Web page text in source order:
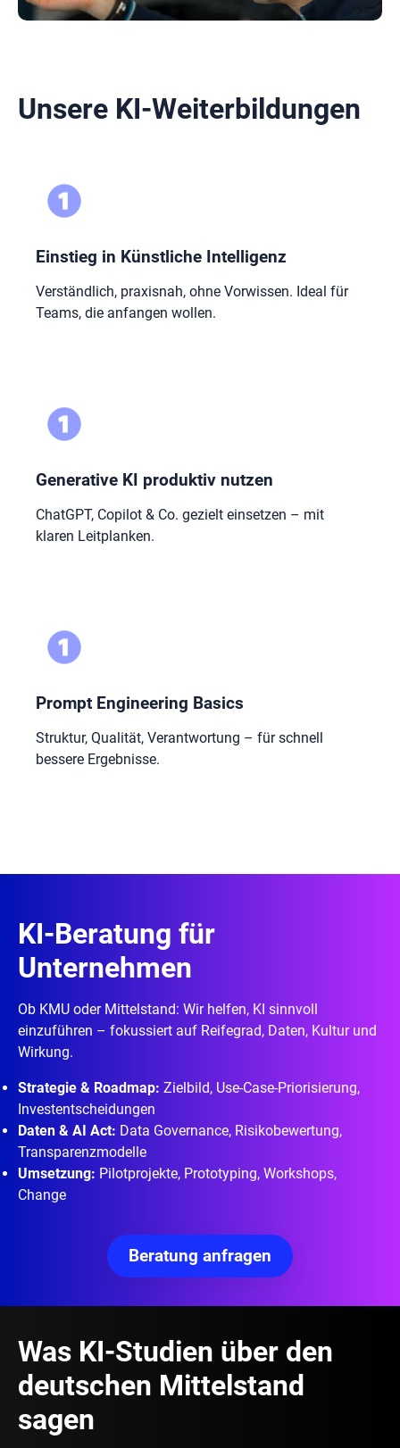
Unsere KI-Weiterbildungen
Einstieg in Künstliche Intelligenz
Verständlich, praxisnah, ohne Vorwissen. Ideal für
Teams, die anfangen wollen.
Generative KI produktiv nutzen
ChatGPT, Copilot & Co. gezielt einsetzen – mit
klaren Leitplanken.
Prompt Engineering Basics
Struktur, Qualität, Verantwortung – für schnell
bessere Ergebnisse.
KI-Beratung für
Unternehmen
Ob KMU oder Mittelstand: Wir helfen, KI sinnvoll
einzuführen – fokussiert auf Reifegrad, Daten, Kultur und
Wirkung.
Strategie & Roadmap: Zielbild, Use-Case-Priorisierung,
Investentscheidungen
Daten & AI Act: Data Governance, Risikobewertung,
Transparenzmodelle
Umsetzung: Pilotprojekte, Prototyping, Workshops,
Change
Beratung anfragen
Was KI-Studien über den
deutschen Mittelstand
sagen